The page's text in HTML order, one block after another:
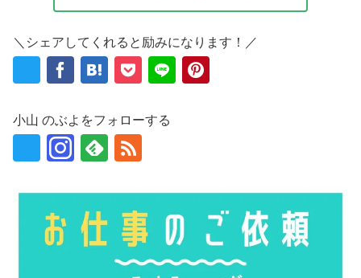
＼シェアしてくれると励みになります！／
小山 のぶよをフォローする